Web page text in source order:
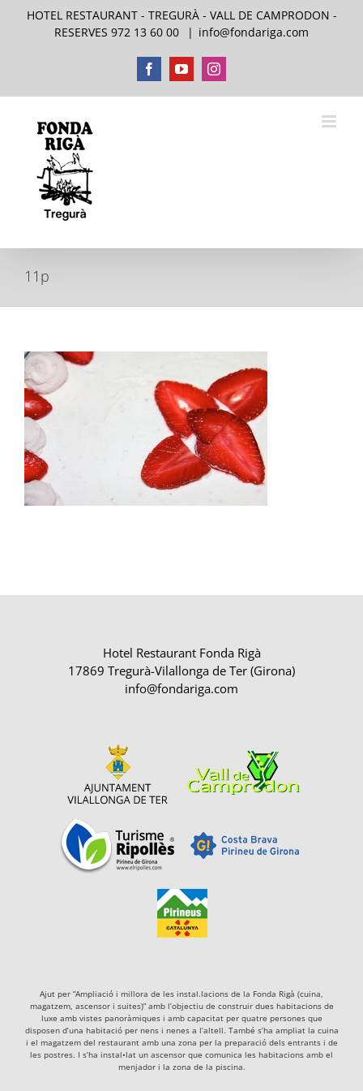
HOTEL RESTAURANT - TREGURÀ - VALL DE CAMPRODON -
RESERVES 972 13 60 00
| info@fondariga.com
FacebookYouTubeInstagram
11p
Hotel Restaurant Fonda Rigà
17869 Tregurà-Vilallonga de Ter (Girona)
info@fondariga.com
Ajut per “Ampliació i millora de les instal.lacions de la Fonda Rigà (cuina,
magatzem, ascensor i suites)” amb l’objectiu de construir dues habitacions de
luxe amb vistes panoràmiques i amb capacitat per quatre persones que
disposen d’una habitació per nens i nenes a l’altell. També s’ha ampliat la cuina
i el magatzem del restaurant amb una zona per la preparació dels entrants i de
les postres. I s’ha instal•lat un ascensor que comunica les habitacions amb el
menjador i la zona de la piscina.